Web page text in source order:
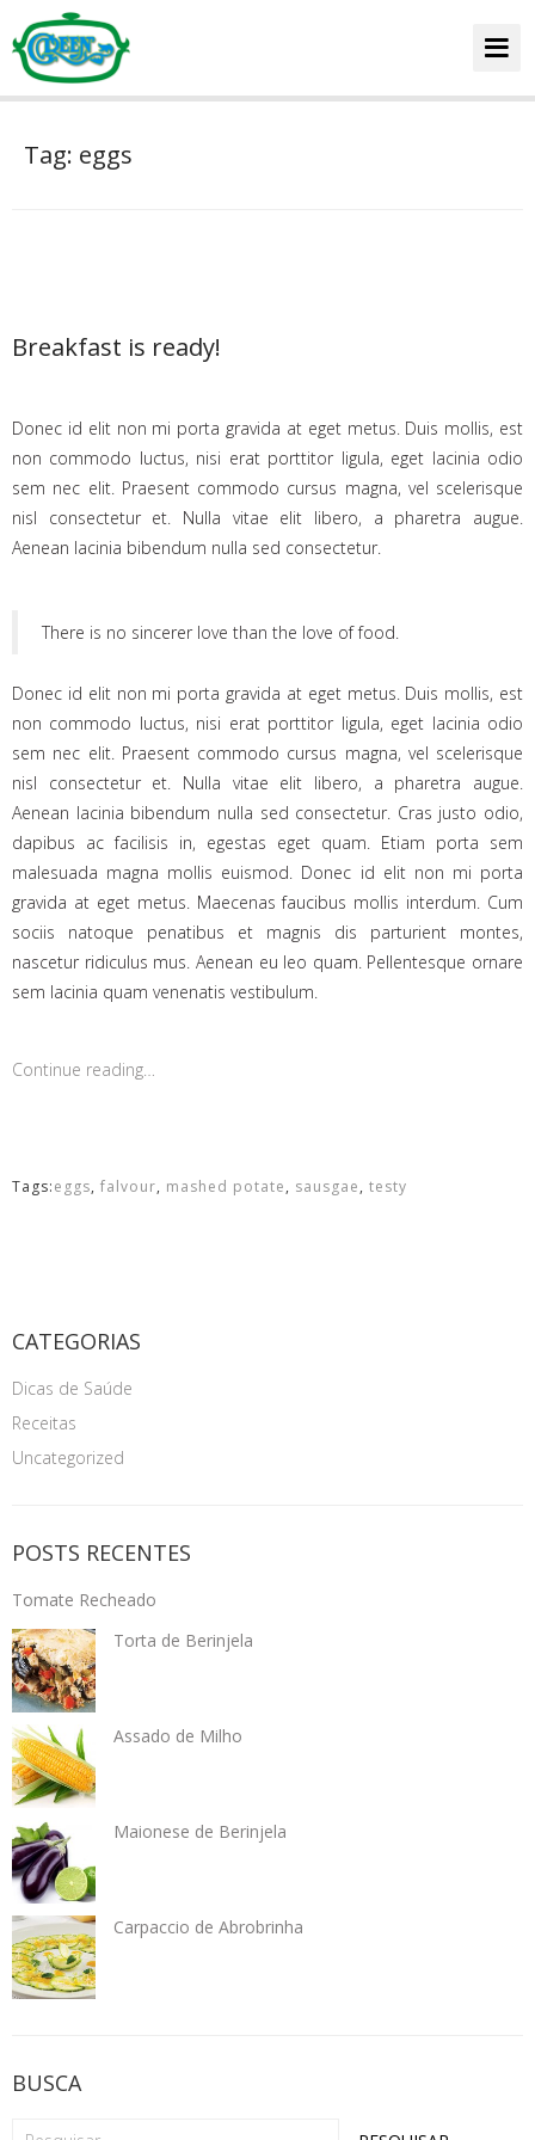
DICAS E RECEITAS
FALE CONOSCO
Tag: eggs
Breakfast is ready!
Donec id elit non mi porta gravida at eget metus. Duis mollis, est
non commodo luctus, nisi erat porttitor ligula, eget lacinia odio
sem nec elit. Praesent commodo cursus magna, vel scelerisque
nisl consectetur et. Nulla vitae elit libero, a pharetra augue.
Aenean lacinia bibendum nulla sed consectetur.
There is no sincerer love than the love of food.
Donec id elit non mi porta gravida at eget metus. Duis mollis, est
non commodo luctus, nisi erat porttitor ligula, eget lacinia odio
sem nec elit. Praesent commodo cursus magna, vel scelerisque
nisl consectetur et. Nulla vitae elit libero, a pharetra augue.
Aenean lacinia bibendum nulla sed consectetur. Cras justo odio,
dapibus ac facilisis in, egestas eget quam. Etiam porta sem
malesuada magna mollis euismod. Donec id elit non mi porta
gravida at eget metus. Maecenas faucibus mollis interdum. Cum
sociis natoque penatibus et magnis dis parturient montes,
nascetur ridiculus mus. Aenean eu leo quam. Pellentesque ornare
sem lacinia quam venenatis vestibulum.
Continue reading…
Tags:eggs, falvour, mashed potate, sausgae, testy
CATEGORIAS
Dicas de Saúde
Receitas
Uncategorized
POSTS RECENTES
Tomate Recheado
Torta de Berinjela
Assado de Milho
Maionese de Berinjela
Carpaccio de Abrobrinha
BUSCA